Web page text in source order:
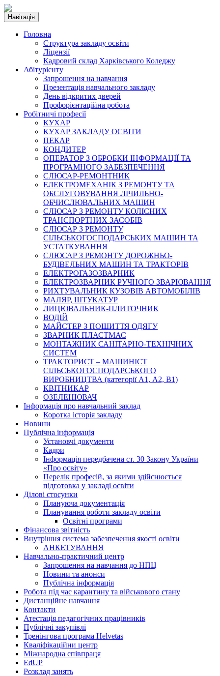
Навігація
Головна
Структура закладу освіти
Ліцензії
Кадровий склад Харківського Коледжу
Абітурієнту
Запрошення на навчання
Презентація навчального закладу
День відкритих дверей
Профорієнтаційна робота
Робітничі професії
КУХАР
КУХАР ЗАКЛАДУ ОСВІТИ
ПЕКАР
КОНДИТЕР
ОПЕРАТОР З ОБРОБКИ ІНФОРМАЦІЇ ТА
ПРОГРАМНОГО ЗАБЕЗПЕЧЕННЯ
СЛЮСАР-РЕМОНТНИК
ЕЛЕКТРОМЕХАНІК З РЕМОНТУ ТА
ОБСЛУГОВУВАННЯ ЛІЧИЛЬНО-
ОБЧИСЛЮВАЛЬНИХ МАШИН
СЛЮСАР З РЕМОНТУ КОЛІСНИХ
ТРАНСПОРТНИХ ЗАСОБІВ
СЛЮСАР З РЕМОНТУ
СІЛЬСЬКОГОСПОДАРСЬКИХ МАШИН ТА
УСТАТКУВАННЯ
СЛЮСАР З РЕМОНТУ ДОРОЖНЬО-
БУДІВЕЛЬНИХ МАШИН ТА ТРАКТОРІВ
ЕЛЕКТРОГАЗОЗВАРНИК
ЕЛЕКТРОЗВАРНИК РУЧНОГО ЗВАРЮВАННЯ
РИХТУВАЛЬНИК КУЗОВІВ АВТОМОБІЛІВ
МАЛЯР, ШТУКАТУР
ЛИЦЮВАЛЬНИК-ПЛИТОЧНИК
ВОДІЙ
МАЙСТЕР З ПОШИТТЯ ОДЯГУ
ЗВАРНИК ПЛАСТМАС
МОНТАЖНИК САНІТАРНО-ТЕХНІЧНИХ
СИСТЕМ
ТРАКТОРИСТ – МАШИНІСТ
СІЛЬСЬКОГОСПОДАРСЬКОГО
ВИРОБНИЦТВА (категорії А1, А2, В1)
КВІТНИКАР
ОЗЕЛЕНЮВАЧ
Інформація про навчальний заклад
Коротка історія закладу
Новини
Публічна інформація
Установчі документи
Кадри
Інформація передбачена ст. 30 Закону України
«Про освіту»
Перелік професій, за якими здійснюється
підготовка у закладі освіти
Ділові стосунки
Плануюча документація
Планування роботи закладу освіти
Освітні програми
Фінансова звітність
Внутрішня система забезпечення якості освіти
АНКЕТУВАННЯ
Навчально-практичний центр
Запрошення на навчання до НПЦ
Новини та анонси
Публічна інформація
Робота під час карантину та військового стану
Дистанційне навчання
Контакти
Атестація педагогічних працівників
Публічні закупівлі
Тренінгова програма Helvetas
Кваліфікаційни центр
Міжнародна співпраця
EdUР
Розклад занять